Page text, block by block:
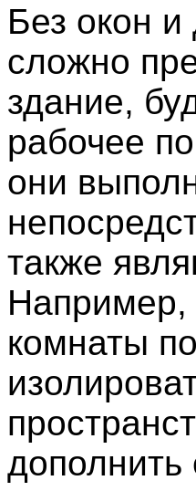
Без окон и
сложно
здание,
рабочее
они
также
комнаты
дополнить